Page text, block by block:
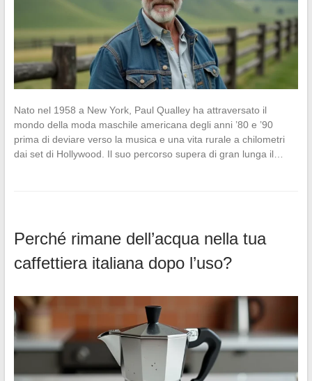
Nato nel 1958 a New York, Paul Qualley ha attraversato il
mondo della moda maschile americana degli anni ’80 e ’90
prima di deviare verso la musica e una vita rurale a chilometri
dai set di Hollywood. Il suo percorso supera di gran lunga il…
Perché rimane dell’acqua nella tua
caffettiera italiana dopo l’uso?